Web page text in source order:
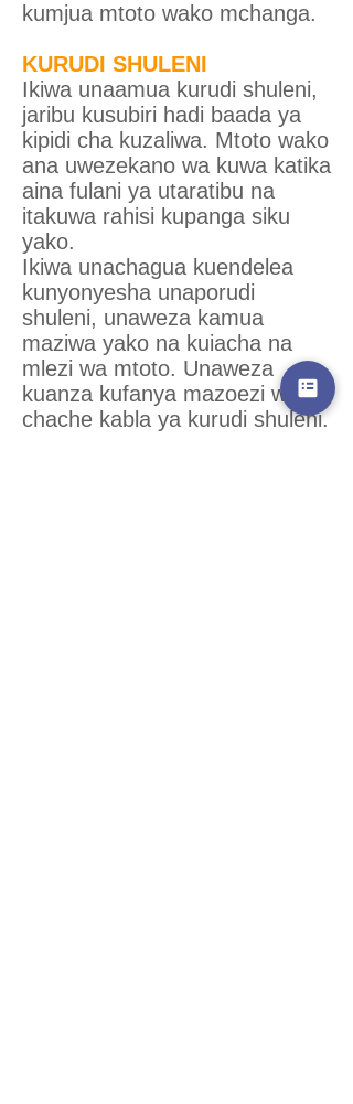
kumjua mtoto wako mchanga.
KURUDI SHULENI
Ikiwa unaamua kurudi shuleni,
jaribu kusubiri hadi baada ya
kipidi cha kuzaliwa. Mtoto wako
ana uwezekano wa kuwa katika
aina fulani ya utaratibu na
itakuwa rahisi kupanga siku
yako.
Ikiwa unachagua kuendelea
kunyonyesha unaporudi
shuleni, unaweza kamua
maziwa yako na kuiacha na
mlezi wa mtoto. Unaweza
kuanza kufanya mazoezi wiki
chache kabla ya kurudi shuleni.